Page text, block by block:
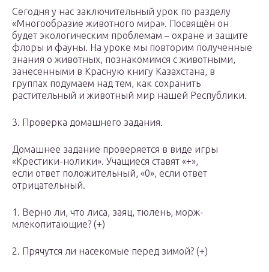
Сегодня у нас заключительный урок по разделу
«Многообразие животного мира». Посвящён он
будет экологическим проблемам – охране и защите
флоры и фауны. На уроке мы повторим полученные
знания о животных, познакомимся с животными,
занесенными в Красную книгу Казахстана, в
группах подумаем над тем, как сохранить
растительный и животный мир нашей Республики.
3. Проверка домашнего задания.
Домашнее задание проверяется в виде игры
«Крестики-нолики». Учащиеся ставят «+»,
если ответ положительный, «0», если ответ
отрицательный.
1. Верно ли, что лиса, заяц, тюлень, морж-
млекопитающие? (+)
2. Прячутся ли насекомые перед зимой? (+)